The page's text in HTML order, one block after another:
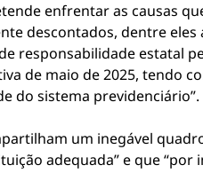
enfrentar as causas
descontados, dentre
responsabilidade estatal
de maio de 2025, tendo
do sistema previdenciário”.
um inegável
adequada” e que